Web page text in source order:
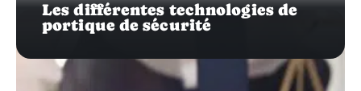
Les différentes technologies de
portique de sécurité